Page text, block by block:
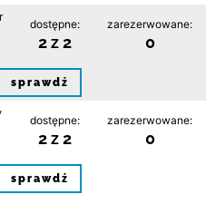
dostępne:
2 z 2
zarezerwowane:
0
sprawdź
dostępne:
2 z 2
zarezerwowane:
0
sprawdź